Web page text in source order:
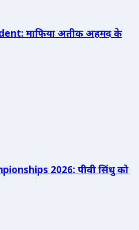
माफिया अतीक अहमद के
2026: पीवी सिंधु को